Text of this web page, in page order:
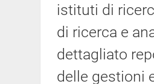
istituti di
di ricerca e
dettagliato
delle gestioni